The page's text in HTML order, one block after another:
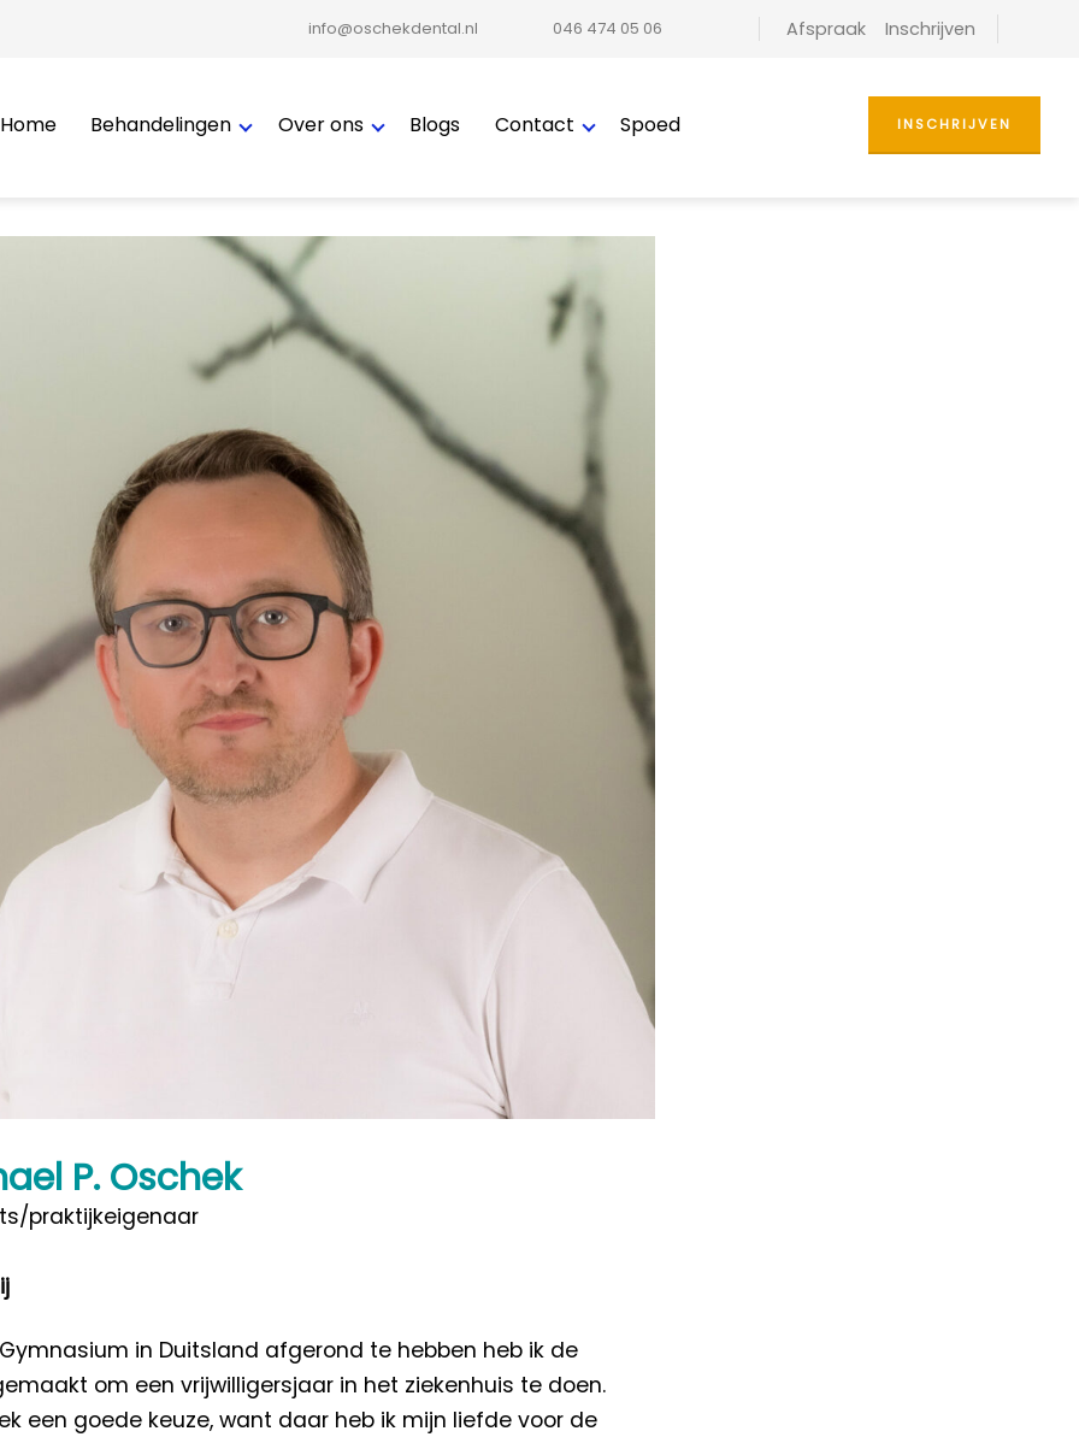
info@oschekdental.nl 046 474 05 06 Facebook
Afspraak Inschrijven
Home Behandelingen Over ons Blogs Contact Spoed INSCHRIJVEN
P. Oschek
praktijkeigenaar
in Duitsland afgerond te hebben heb ik de
om een vrijwilligersjaar in het ziekenhuis te doen.
een goede keuze, want daar heb ik mijn liefde voor de